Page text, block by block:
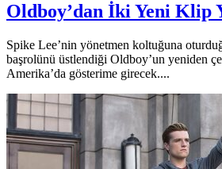
Oldboy’dan İki Yeni Klip
Spike Lee’nin yönetmen koltuğuna
başrolünü üstlendiği Oldboy’un yeniden
Amerika’da gösterime girecek....